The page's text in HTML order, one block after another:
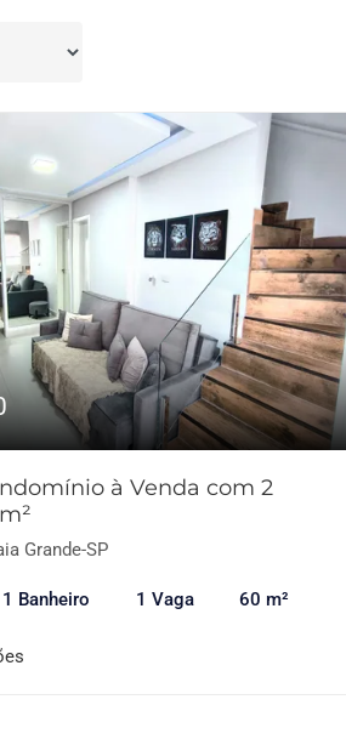
à Venda com 2
Grande-SP
1 Banheiro 1 Vaga 60 m²